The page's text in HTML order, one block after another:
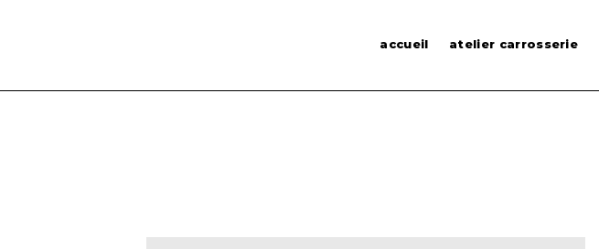
accueil atelier carrosserie